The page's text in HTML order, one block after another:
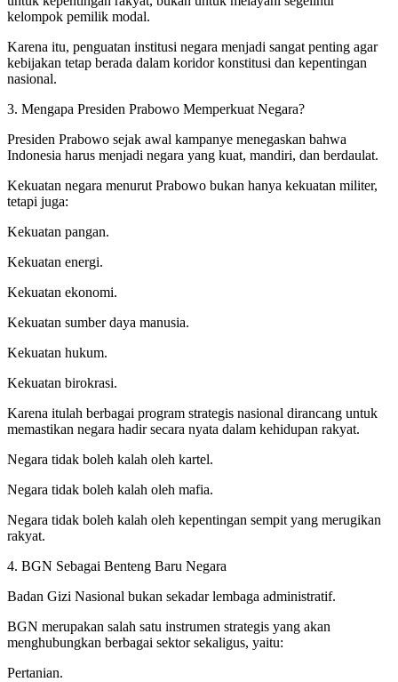
kelompok pemilik modal.
Karena itu, penguatan institusi negara menjadi sangat penting agar
kebijakan tetap berada dalam koridor konstitusi dan kepentingan
nasional.
3. Mengapa Presiden Prabowo Memperkuat Negara?
Presiden Prabowo sejak awal kampanye menegaskan bahwa
Indonesia harus menjadi negara yang kuat, mandiri, dan berdaulat.
Kekuatan negara menurut Prabowo bukan hanya kekuatan militer,
tetapi juga:
Kekuatan pangan.
Kekuatan energi.
Kekuatan ekonomi.
Kekuatan sumber daya manusia.
Kekuatan hukum.
Kekuatan birokrasi.
Karena itulah berbagai program strategis nasional dirancang untuk
memastikan negara hadir secara nyata dalam kehidupan rakyat.
Negara tidak boleh kalah oleh kartel.
Negara tidak boleh kalah oleh mafia.
Negara tidak boleh kalah oleh kepentingan sempit yang merugikan
rakyat.
4. BGN Sebagai Benteng Baru Negara
Badan Gizi Nasional bukan sekadar lembaga administratif.
BGN merupakan salah satu instrumen strategis yang akan
menghubungkan berbagai sektor sekaligus, yaitu:
Pertanian.